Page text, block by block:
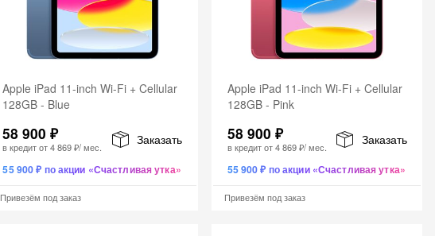
Apple iPad 11-inch Wi-Fi + Cellular
128GB - Blue
58 900 ₽
в кредит от4 869 ₽/ мес.
Заказать
55 900 ₽ по акции «Счастливая утка»
Привезём под заказ
Apple iPad 11-inch Wi-Fi + Cellular
128GB - Pink
58 900 ₽
в кредит от4 869 ₽/ мес.
Заказать
55 900 ₽ по акции «Счастливая утка»
Привезём под заказ